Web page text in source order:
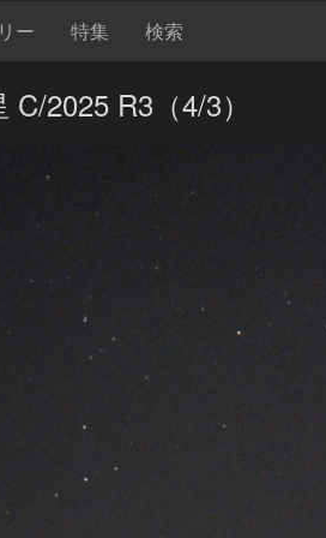
ー 特集 検索
2025 R3（4/3）